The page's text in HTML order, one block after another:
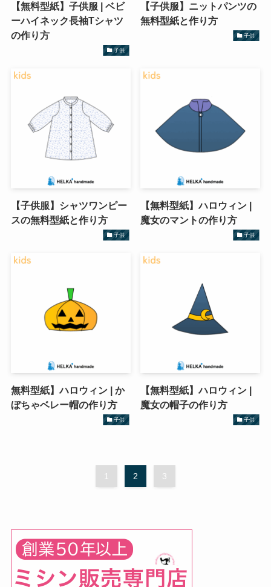
【無料型紙】子供服 | ベビ
ーハイネック長袖Tシャツ
の作り方
子供
【子供服】ニットパンツの
無料型紙と作り方
子供
【子供服】シャツワンピー
スの無料型紙と作り方
子供
【無料型紙】ハロウィン |
魔女のマントの作り方
子供
無料型紙】ハロウィン | か
ぼちゃベレー帽の作り方
子供
【無料型紙】ハロウィン |
魔女の帽子の作り方
子供
1 2 3